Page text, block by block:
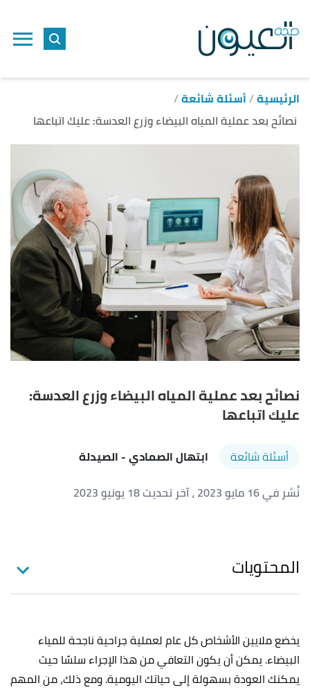
الرئيسية أسئلة شائعة
نصائح بعد عملية المياه البيضاء وزرع العدسة: عليك اتباعها
نصائح بعد عملية المياه البيضاء وزرع العدسة:
عليك اتباعها
أسئلة شائعة ابتهال الصمادي- الصيدلة
نُشر في 16 مايو 2023
، آخر تحديث 18 يونيو 2023
المحتويات
يخضع ملايين الأشخاص كل عام لعملية جراحية ناجحة للمياء
البيضاء. يمكن أن يكون التعافي من هذا الإجراء سلسًا حيث
يمكنك العودة بسهولة إلى حياتك اليومية. ومع ذلك، من المهم